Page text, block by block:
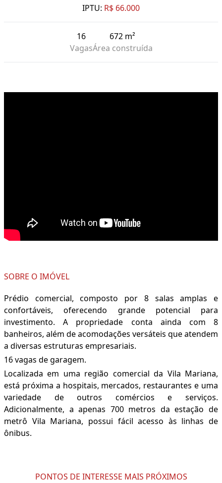
IPTU: R$ 66.000
16
Vagas
672 m²
Área construída
SOBRE O IMÓVEL
Prédio comercial, composto por 8 salas amplas e
confortáveis, oferecendo grande potencial para
investimento. A propriedade conta ainda com 8
banheiros, além de acomodações versáteis que atendem
a diversas estruturas empresariais.
16 vagas de garagem.
Localizada em uma região comercial da Vila Mariana,
está próxima a hospitais, mercados, restaurantes e uma
variedade de outros comércios e serviços.
Adicionalmente, a apenas 700 metros da estação de
metrô Vila Mariana, possui fácil acesso às linhas de
ônibus.
PONTOS DE INTERESSE MAIS PRÓXIMOS